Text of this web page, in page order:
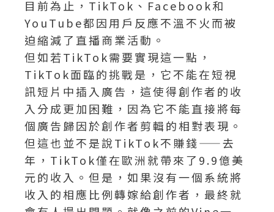
目前為止，TikTok、Facebook和
YouTube都因用戶反應不溫不火而被
迫縮減了直播商業活動。
但如若TikTok需要實現這一點，
TikTok面臨的挑戰是，它不能在短視
訊短片中插入廣告，這使得創作者的收
入分成更加困難，因為它不能直接將每
個廣告歸因於創作者剪輯的相對表現。
但這也並不是說TikTok不賺錢——去
年，TikTok僅在歐洲就帶來了9.9億美
元的收入。但是，如果沒有一個系統將
收入的相應比例轉嫁給創作者，最終就